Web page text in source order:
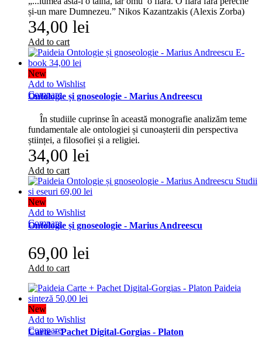
și-un mare Dumnezeu.” Nikos Kazantzakis (Alexis Zorba)
34,00 lei
Add to cart
New
Add to Wishlist
Compare
Ontologie și gnoseologie - Marius Andreescu
În studiile cuprinse în această monografie analizăm teme
fundamentale ale ontologiei și cunoașterii din perspectiva
științei, a filosofiei și a religiei.
34,00 lei
Add to cart
New
Add to Wishlist
Compare
Ontologie și gnoseologie - Marius Andreescu
69,00 lei
Add to cart
New
Add to Wishlist
Compare
Carte + Pachet Digital-Gorgias - Platon